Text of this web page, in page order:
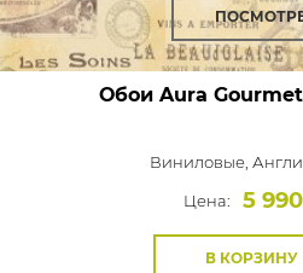
Обои Aura
Виниловые,
Цена:
5
В КОРЗИНУ